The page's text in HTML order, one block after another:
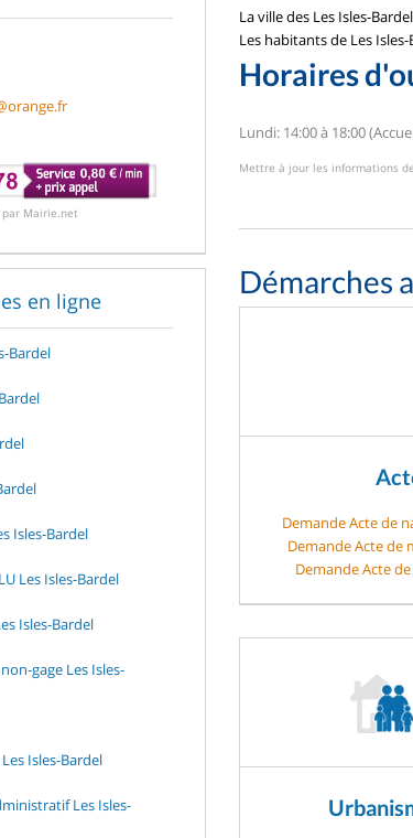
par Mairie.net
en ligne
Bardel
Isles-Bardel
Les Isles-Bardel
Isles-Bardel
gage Les Isles-
Isles-Bardel
Les Isles-
La ville des Les Isles-
Les habitants de Les
Horaires
Lundi: 14:00 à 18:00
Mettre à jour les informations
Démarches
Demande Acte de
Demande Acte de
Demande Acte